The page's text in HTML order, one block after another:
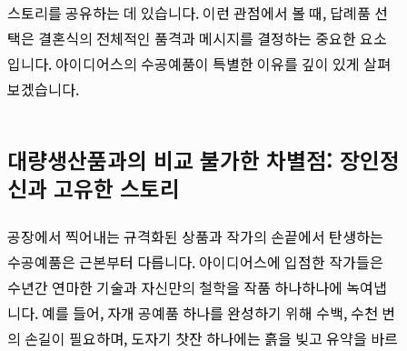
스토리를 공유하는 데 있습니다. 이런 관점에서 볼 때, 답례품 선
택은 결혼식의 전체적인 품격과 메시지를 결정하는 중요한 요소
입니다. 아이디어스의 수공예품이 특별한 이유를 깊이 있게 살펴
보겠습니다.
대량생산품과의 비교 불가한 차별점: 장인정
신과 고유한 스토리
공장에서 찍어내는 규격화된 상품과 작가의 손끝에서 탄생하는
수공예품은 근본부터 다릅니다. 아이디어스에 입점한 작가들은
수년간 연마한 기술과 자신만의 철학을 작품 하나하나에 녹여냅
니다. 예를 들어, 자개 공예품 하나를 완성하기 위해 수백, 수천 번
의 손길이 필요하며, 도자기 찻잔 하나에는 흙을 빚고 유약을 바르